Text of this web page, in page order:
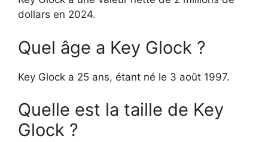
dollars en 2024.
Quel âge a Key Glock ?
Key Glock a 25 ans, étant né le 3 août 1997.
Quelle est la taille de Key
Glock ?